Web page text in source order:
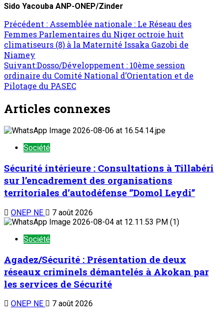
Sido Yacouba ANP-ONEP/Zinder
Précédent : Assemblée nationale : Le Réseau des
Femmes Parlementaires du Niger octroie huit
climatiseurs (8) à la Maternité Issaka Gazobi de
Niamey
Suivant:Dosso/Développement : 10ème session
ordinaire du Comité National d’Orientation et de
Pilotage du PASEC
Articles connexes
Société
Sécurité intérieure : Consultations à Tillabéri
sur l’encadrement des organisations
territoriales d’autodéfense ‘’Domol Leydi’’
ONEP NE 7 août 2026
Société
Agadez/Sécurité : Présentation de deux
réseaux criminels démantelés à Akokan par
les services de Sécurité
ONEP NE 7 août 2026